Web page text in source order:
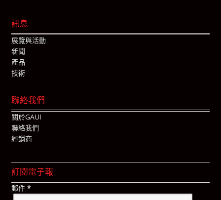
訊息
展覽與活動
新聞
產品
技術
聯絡我們
關於GAUI
聯絡我們
經銷商
訂閱電子報
郵件 *